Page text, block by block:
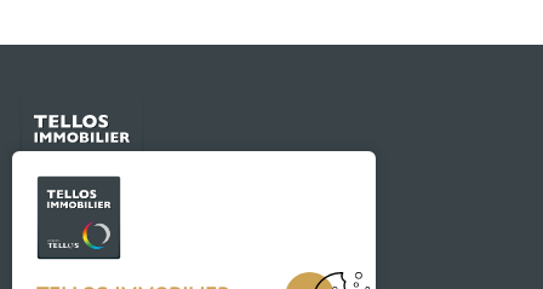
Contact